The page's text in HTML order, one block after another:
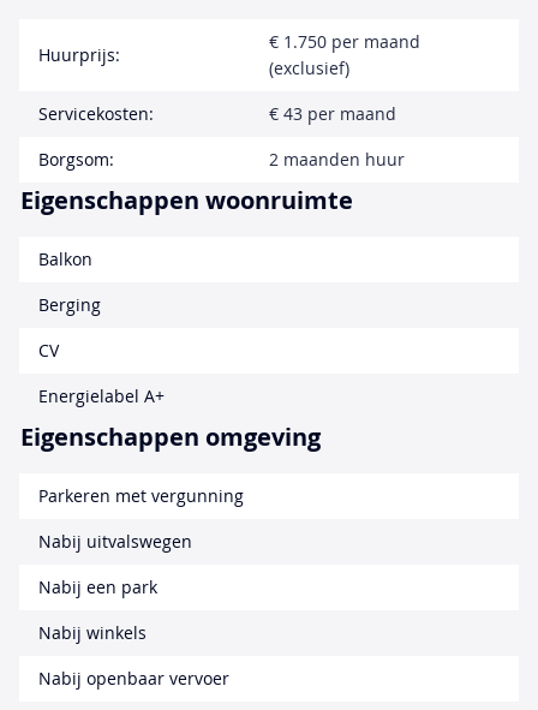
Huurprijs:
€ 1.750 per maand
(exclusief)
Servicekosten:
€ 43 per maand
Borgsom:
2 maanden huur
Eigenschappen woonruimte
Balkon
Berging
CV
Energielabel A+
Eigenschappen omgeving
Parkeren met vergunning
Nabij uitvalswegen
Nabij een park
Nabij winkels
Nabij openbaar vervoer